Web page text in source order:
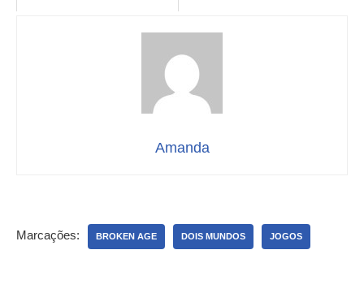
Amanda
Marcações: BROKEN AGE DOIS MUNDOS JOGOS